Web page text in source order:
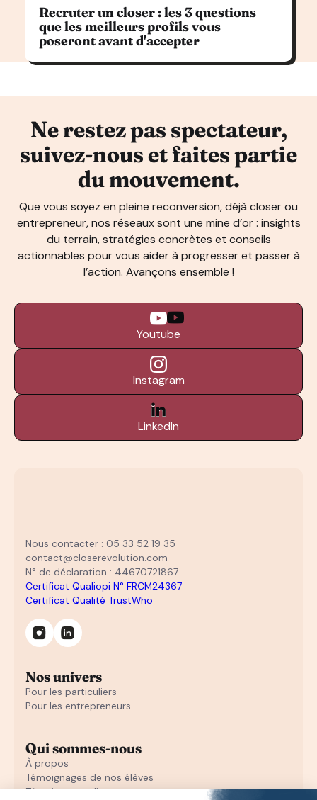
Recruter un closer : les 3 questions
que les meilleurs profils vous
poseront avant d'accepter
Ne restez pas spectateur,
suivez-nous et faites partie
du mouvement.
Que vous soyez en pleine reconversion, déjà closer ou
entrepreneur, nos réseaux sont une mine d’or : insights
du terrain, stratégies concrètes et conseils
actionnables pour vous aider à progresser et passer à
l’action. Avançons ensemble !
Youtube
Instagram
LinkedIn
Nous contacter : 05 33 52 19 35
contact@closerevolution.com
N° de déclaration : 44670721867
Certificat Qualiopi N° FRCM24367
Certificat Qualité TrustWho
Nos univers
Pour les particuliers
Pour les entrepreneurs
Qui sommes-nous
À propos
Témoignages de nos élèves
Témoignages d'entrepreneurs